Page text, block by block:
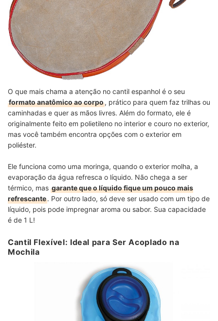
O que mais chama a atenção no cantil espanhol é o seu
formato anatômico ao corpo, prático para quem faz trilhas ou
caminhadas e quer as mãos livres. Além do formato, ele é
originalmente feito em polietileno no interior e couro no exterior,
mas você também encontra opções com o exterior em
poliéster.
Ele funciona como uma moringa, quando o exterior molha, a
evaporação da água refresca o líquido. Não chega a ser
térmico, mas garante que o líquido fique um pouco mais
refrescante. Por outro lado, só deve ser usado com um tipo de
líquido, pois pode impregnar aroma ou sabor. Sua capacidade
é de 1 L!
Cantil Flexível: Ideal para Ser Acoplado na
Mochila